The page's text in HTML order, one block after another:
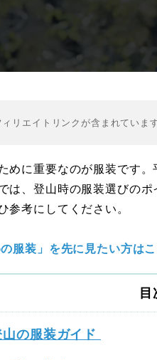
リエイトリンクが含まれています
めに重要なのが服装です
は、登山時の服装選びの
参考にしてください。
服装」を先に見たい方はこ
目
の服装ガイド